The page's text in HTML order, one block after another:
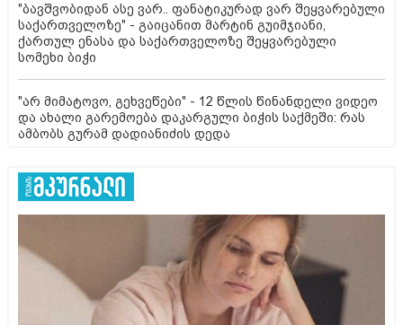
"ბავშვობიდან ასე ვარ.. ფანატიკურად ვარ შეყვარებული
საქართველოზე" - გაიცანით მარტინ გუიმჯიანი,
ქართულ ენასა და საქართველოზე შეყვარებული
სომეხი ბიჭი
"არ მიმატოვო, გეხვეწები" - 12 წლის წინანდელი ვიდეო
და ახალი გარემოება დაკარგული ბიჭის საქმეში: რას
ამბობს გურამ დადიანიძის დედა